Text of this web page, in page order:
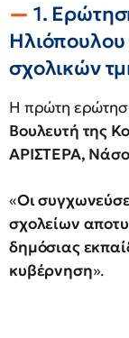
1.
Ηλιόπουλου
σχολικών
Η πρώτη
Βουλευτή της
ΑΡΙΣΤΕΡΑ,
«Οι
σχολείων
δημόσιας
κυβέρνηση».